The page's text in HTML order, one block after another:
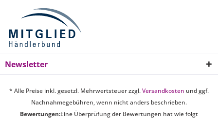
Newsletter
* Alle Preise inkl. gesetzl. Mehrwertsteuer zzgl.Versandkosten und ggf.
Nachnahmegebühren, wenn nicht anders beschrieben.
Bewertungen:Eine Überprüfung der Bewertungen hat wie folgt